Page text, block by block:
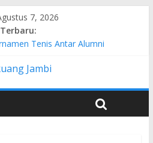
7, 2026
Terbaru:
Tenis Antar Alumni
Tidak Beraktivitas di
Polisi Tersangka Resmi
Januardi